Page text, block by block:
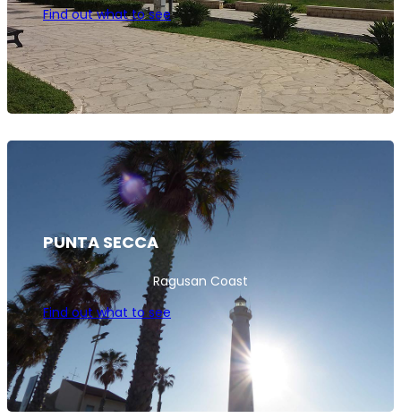
Find out what to see
PUNTA SECCA
Ragusan Coast
Find out what to see